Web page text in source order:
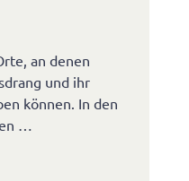
an denen
und ihr
können. In den
…